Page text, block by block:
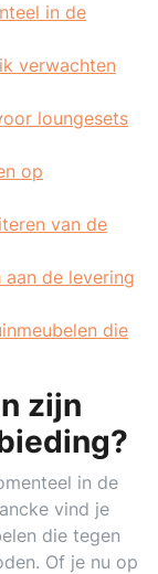
in de
verwachten
loungesets
op
van de
de levering
die
zijn
in de
vind je
die tegen
Of je nu op